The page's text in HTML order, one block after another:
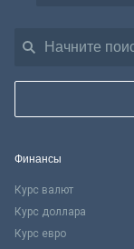
Финансы
Курс валют
Курс доллара
Курс евро